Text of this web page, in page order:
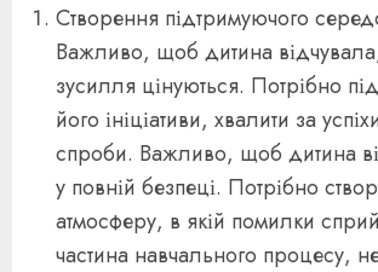
Створення підтримуючого
Важливо, щоб дитина
зусилля цінуються. Потрібно
його ініціативи, хвалити за
спроби. Важливо, щоб дитина
у повній безпеці. Потрібно
атмосферу, в якій помилки
частина навчального процесу,